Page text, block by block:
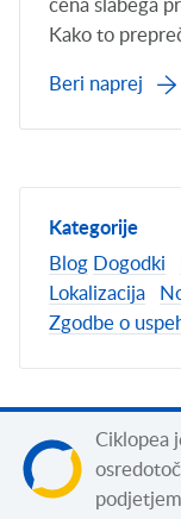
cena slabega
Kako to
Beri naprej
Kategorije
Blog
Dogodki
Lokalizacija
Zgodbe o
Ciklopea